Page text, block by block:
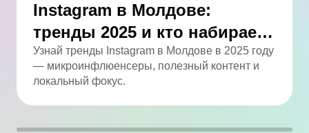
Instagram в Молдове:
тренды 2025 и кто набирает
обороты
Узнай тренды Instagram в Молдове в 2025 году
— микроинфлюенсеры, полезный контент и
локальный фокус.